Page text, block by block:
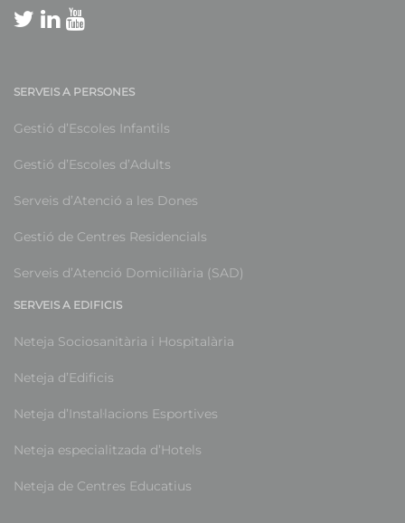
SERVEIS A PERSONES
Gestió d’Escoles Infantils
Gestió d’Escoles d’Adults
Serveis d’Atenció a les Dones
Gestió de Centres Residencials
Serveis d’Atenció Domiciliària (SAD)
SERVEIS A EDIFICIS
Neteja Sociosanitària i Hospitalària
Neteja d’Edificis
Neteja d’Instal·lacions Esportives
Neteja especialitzada d’Hotels
Neteja de Centres Educatius